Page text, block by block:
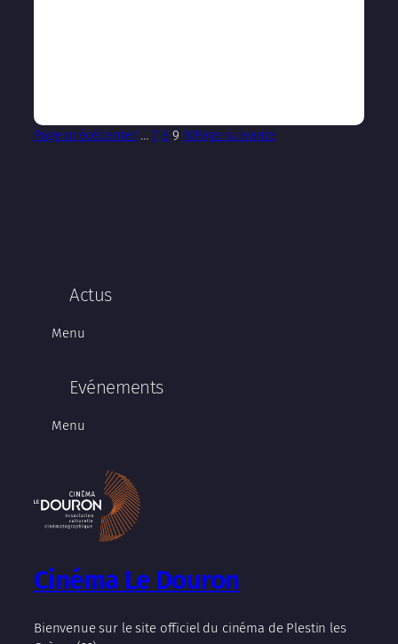
Page précédente1 … 7 8 9 10Page suivante
Actus
Menu
Evénements
Menu
Cinéma Le Douron
Bienvenue sur le site officiel du cinéma de Plestin les